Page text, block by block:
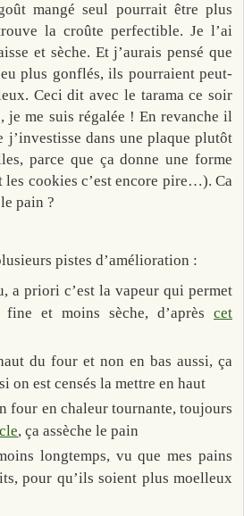
mangé seul pourrait être plus
la croûte perfectible. Je l’ai
et sèche. Et j’aurais pensé que
plus gonflés, ils pourraient peut-
Ceci dit avec le tarama ce soir
je me suis régalée ! En revanche il
dans une plaque plutôt
parce que ça donne une forme
les cookies c’est encore pire…). Ca
pain ?
pistes d’amélioration :
a priori c’est la vapeur qui permet
et moins sèche, d’après cet
du four et non en bas aussi, ça
on est censés la mettre en haut
four en chaleur tournante, toujours
, ça assèche le pain
longtemps, vu que mes pains
pour qu’ils soient plus moelleux